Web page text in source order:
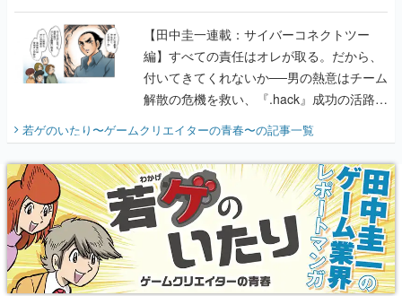
に行って、より理解を深めよう【PR】
【田中圭一連載：サイバーコネクトツー
編】すべての責任はオレが取る。だから、
付いてきてくれないか──男の熱意はチーム
解散の危機を救い、『.hack』成功の活路を
『少年ジャンプ』色だった【若ゲのいた
り】
若ゲのいたり〜ゲームクリエイターの青春〜の記事一覧